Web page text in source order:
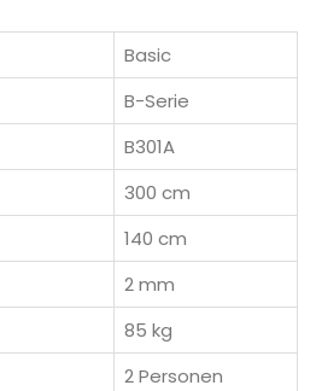
Basic
B-Serie
B301A
300 cm
140 cm
2 mm
85 kg
2 Personen